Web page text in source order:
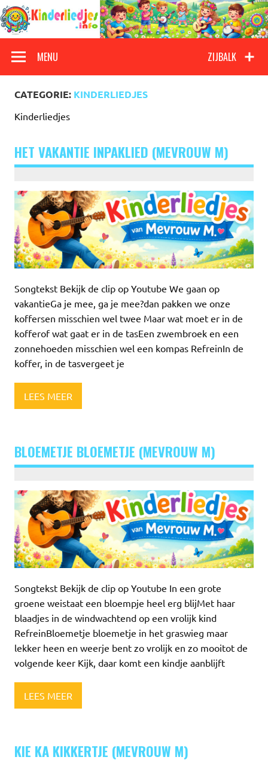
Doorgaan
naar
inhoud
Kinderliedjes
ZIJBALK
MENU
CATEGORIE: KINDERLIEDJES
Kinderliedjes
HET VAKANTIE INPAKLIED (MEVROUW M)
Songtekst Bekijk de clip op Youtube We gaan op
vakantieGa je mee, ga je mee?dan pakken we onze
koffersen misschien wel twee Maar wat moet er in de
kofferof wat gaat er in de tasEen zwembroek en een
zonnehoeden misschien wel een kompas RefreinIn de
koffer, in de tasvergeet je
LEES MEER
BLOEMETJE BLOEMETJE (MEVROUW M)
Songtekst Bekijk de clip op Youtube In een grote
groene weistaat een bloempje heel erg blijMet haar
blaadjes in de windwachtend op een vrolijk kind
RefreinBloemetje bloemetje in het graswieg maar
lekker heen en weerje bent zo vrolijk en zo mooitot de
volgende keer Kijk, daar komt een kindje aanblijft
LEES MEER
KIE KA KIKKERTJE (MEVROUW M)